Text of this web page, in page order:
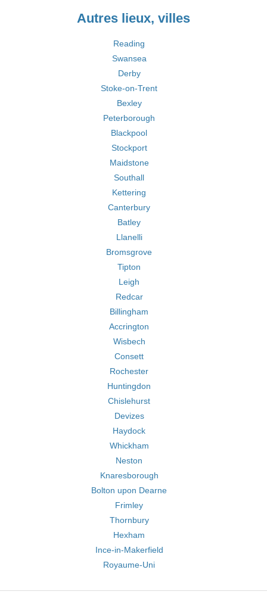
Autres lieux, villes
Reading
Swansea
Derby
Stoke-on-Trent
Bexley
Peterborough
Blackpool
Stockport
Maidstone
Southall
Kettering
Canterbury
Batley
Llanelli
Bromsgrove
Tipton
Leigh
Redcar
Billingham
Accrington
Wisbech
Consett
Rochester
Huntingdon
Chislehurst
Devizes
Haydock
Whickham
Neston
Knaresborough
Bolton upon Dearne
Frimley
Thornbury
Hexham
Ince-in-Makerfield
Royaume-Uni